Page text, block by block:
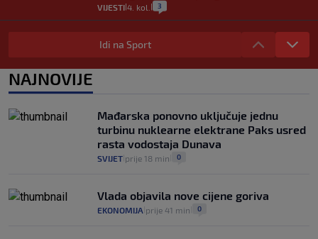
VIJESTI 4. kol. 3
Iz Hrvatske u Italiju može se i preko
mora. Provjerili smo brodske linije i
VIJESTI 3. kol. 2
rajčica košta deset eura: "Nećete ih
vidjeti na akcijama u trgovinama"
VIJESTI 3. kol. 8
Idi na Sport
NAJNOVIJE
Mađarska ponovno uključuje jednu
turbinu nuklearne elektrane Paks usred
rasta vodostaja Dunava
SVIJET prije 18 min 0
Vlada objavila nove cijene goriva
EKONOMIJA prije 41 min 0